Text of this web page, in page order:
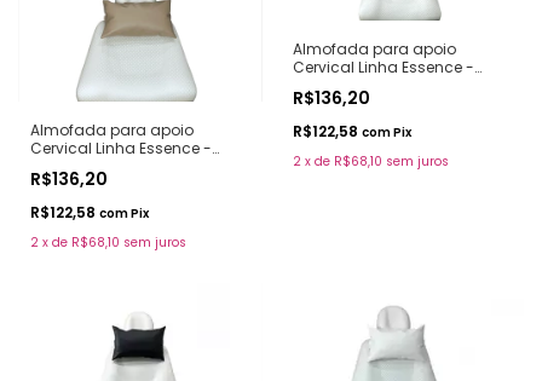
Almofada para apoio
Cervical Linha Essence -
R$136,20
R$122,58 comPix
2 x de R$68,10 sem juros
Almofada para apoio
Cervical Linha Essence -
R$136,20
R$122,58 comPix
2 x de R$68,10 sem juros